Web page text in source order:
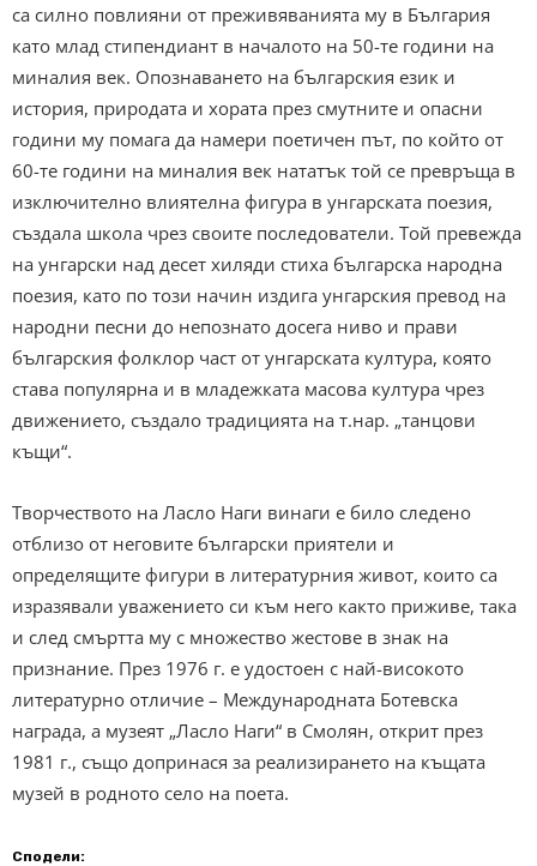
са силно повлияни от преживяванията му в България
като млад стипендиант в началото на 50-те години на
миналия век. Опознаването на българския език и
история, природата и хората през смутните и опасни
години му помага да намери поетичен път, по който от
60-те години на миналия век нататък той се превръща в
изключително влиятелна фигура в унгарската поезия,
създала школа чрез своите последователи. Той превежда
на унгарски над десет хиляди стиха българска народна
поезия, като по този начин издига унгарския превод на
народни песни до непознато досега ниво и прави
българския фолклор част от унгарската култура, която
става популярна и в младежката масова култура чрез
движението, създало традицията на т.нар. „танцови
къщи“.
Творчеството на Ласло Наги винаги е било следено
отблизо от неговите български приятели и
определящите фигури в литературния живот, които са
изразявали уважението си към него както приживе, така
и след смъртта му с множество жестове в знак на
признание. През 1976 г. е удостоен с най-високото
литературно отличие – Международната Ботевска
награда, а музеят „Ласло Наги“ в Смолян, открит през
1981 г., също допринася за реализирането на къщата
музей в родното село на поета.
Сподели: